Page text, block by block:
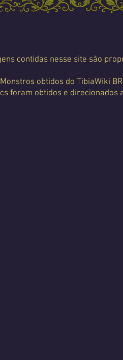
contidas nesse site são
obtidos do TibiaWiki
foram obtidos e direcionados